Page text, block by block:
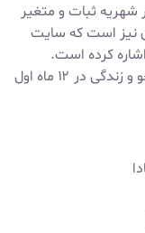
شهریه ثبات و متغیر
نیز است که سایت
کرده است.
حداقل بودجه‌ای پیش‌بینی شده برای دانشجو و زندگی در ۱۲ ماه اول